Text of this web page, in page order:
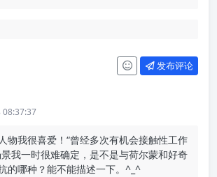
发布评论
08:37:37
物我很喜爱！“曾经多次有机会接触性工作
我一时很难确定，是不是与荷尔蒙和好奇
的哪种？能不能描述一下。^_^